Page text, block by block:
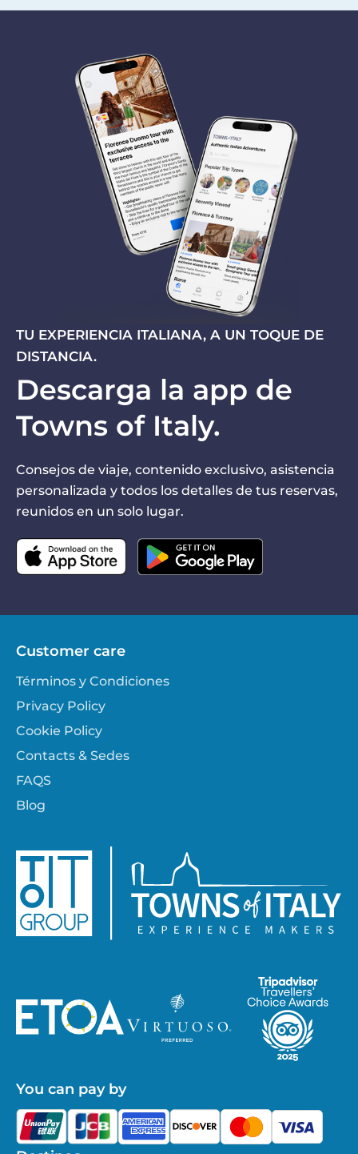
TU EXPERIENCIA ITALIANA, A UN TOQUE DE
DISTANCIA.
Descarga la app de
Towns of Italy.
Consejos de viaje, contenido exclusivo, asistencia
personalizada y todos los detalles de tus reservas,
reunidos en un solo lugar.
Customer care
Términos y Condiciones
Privacy Policy
Cookie Policy
Contacts & Sedes
FAQS
Blog
You can pay by